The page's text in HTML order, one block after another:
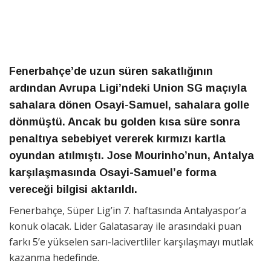
Fenerbahçe’de uzun süren sakatlığının
ardından Avrupa Ligi’ndeki Union SG maçıyla
sahalara dönen Osayi-Samuel, sahalara golle
dönmüştü. Ancak bu golden kısa süre sonra
penaltıya sebebiyet vererek kırmızı kartla
oyundan atılmıştı. Jose Mourinho’nun, Antalya
karşılaşmasında Osayi-Samuel’e forma
vereceği bilgisi aktarıldı.
Fenerbahçe, Süper Lig’in 7. haftasında Antalyaspor’a
konuk olacak. Lider Galatasaray ile arasındaki puan
farkı 5’e yükselen sarı-lacivertliler karşılaşmayı mutlak
kazanma hedefinde.